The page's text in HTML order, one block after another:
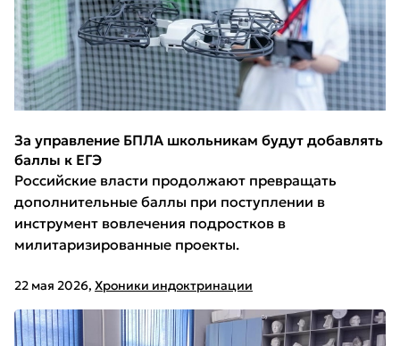
За управление БПЛА школьникам будут добавлять
баллы к ЕГЭ
Российские власти продолжают превращать
дополнительные баллы при поступлении в
инструмент вовлечения подростков в
милитаризированные проекты.
22 мая 2026, Хроники индоктринации